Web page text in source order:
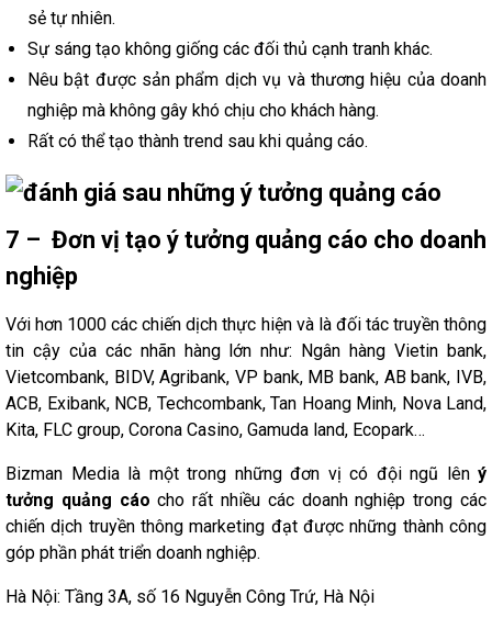
sẻ tự nhiên.
Sự sáng tạo không giống các đối thủ cạnh tranh khác.
Nêu bật được sản phẩm dịch vụ và thương hiệu của doanh
nghiệp mà không gây khó chịu cho khách hàng.
Rất có thể tạo thành trend sau khi quảng cáo.
7 – Đơn vị tạo ý tưởng quảng cáo cho doanh
nghiệp
Với hơn 1000 các chiến dịch thực hiện và là đối tác truyền thông
tin cậy của các nhãn hàng lớn như: Ngân hàng Vietin bank,
Vietcombank, BIDV, Agribank, VP bank, MB bank, AB bank, IVB,
ACB, Exibank, NCB, Techcombank, Tan Hoang Minh, Nova Land,
Kita, FLC group, Corona Casino, Gamuda land, Ecopark…
Bizman Media là một trong những đơn vị có đội ngũ lên ý
tưởng quảng cáo cho rất nhiều các doanh nghiệp trong các
chiến dịch truyền thông marketing đạt được những thành công
góp phần phát triển doanh nghiệp.
Hà Nội: Tầng 3A, số 16 Nguyễn Công Trứ, Hà Nội